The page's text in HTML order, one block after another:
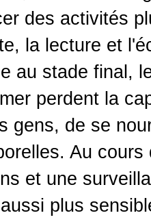
des activités
la lecture et
au stade final,
perdent la
gens, de se
Au
et une
plus